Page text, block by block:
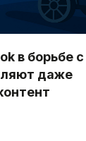
в борьбе с
даже